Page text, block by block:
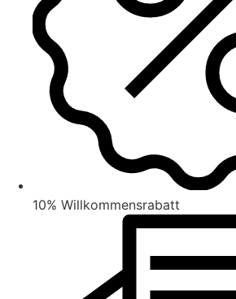
10% Willkommensrabatt